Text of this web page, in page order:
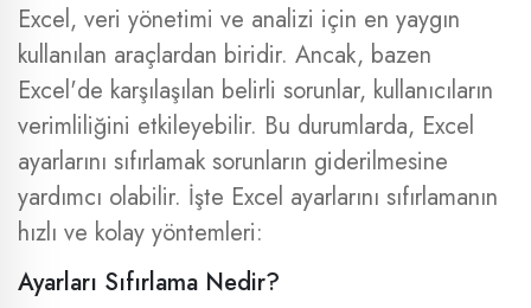
Excel, veri yönetimi ve analizi için en yaygın
kullanılan araçlardan biridir. Ancak, bazen
Excel'de karşılaşılan belirli sorunlar, kullanıcıların
verimliliğini etkileyebilir. Bu durumlarda, Excel
ayarlarını sıfırlamak sorunların giderilmesine
yardımcı olabilir. İşte Excel ayarlarını sıfırlamanın
hızlı ve kolay yöntemleri:
Ayarları Sıfırlama Nedir?